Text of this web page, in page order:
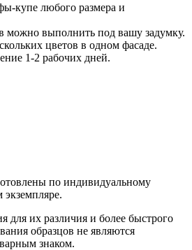
купе любого размера и
можно выполнить под вашу задумку.
цветов в одном фасаде.
1-2 рабочих дней.
по индивидуальному
экземпляре.
для их различия и более быстрого
образцов не являются
знаком.